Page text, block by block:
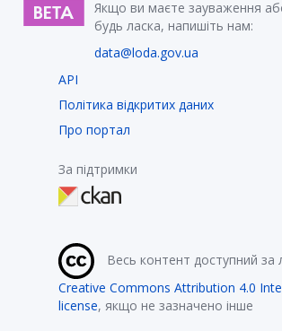
Якщо ви маєте зауваження
будь ласка, напишіть нам:
data@loda.gov.ua
API
Політика відкритих даних
Про портал
За підтримки
Весь контент доступний за
Creative Commons Attribution 4.0
license, якщо не зазначено інше